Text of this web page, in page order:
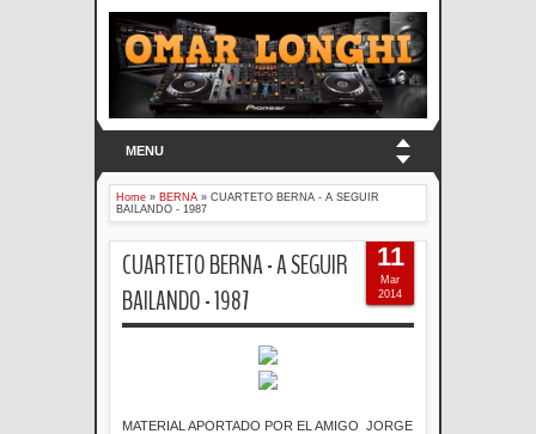
MENU
Home » BERNA » CUARTETO BERNA - A SEGUIR
BAILANDO - 1987
CUARTETO BERNA - A SEGUIR
BAILANDO - 1987
MATERIAL APORTADO POR EL AMIGO JORGE
11
Mar
2014